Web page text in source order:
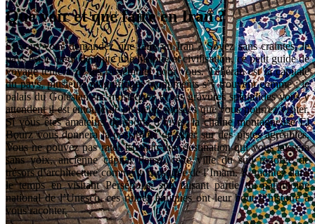
Que voir et que faire en Iran ?
Si vous vous demandez que faire en Iran ? Soyez sans craintes, le
pays est le cœur de toute une histoire et civilisation, ce petit guide de
voyage tentera de les rassembler pour vous. Téhéran est la capitale
du pays, plusieurs magnifiques monuments s’y trouvent comme : le
palais du Golestan ses mosaïques et ses gravures splendides vous y
attendent il est entouré de plusieurs musées que vous pourrez visiter.
Si vous êtes amateurs de sports d’hiver, la chaîne montagneuse El
Bourz vous donnera la possibilité de skier sur des pistes agréables.
Vous ne pouvez pas rater Ispahan une destination qui vous laissera
sans voix, ancienne capital Perse, cette ville du sud regorge de
trésors d’architecture comme la mosquée de l’Imam. Remontez dans
le temps en visitant Persépolis, site faisant partie du patrimoine
national de l’Unesco, ces ruines antiques ont leur bout d’histoire à
vous raconter.